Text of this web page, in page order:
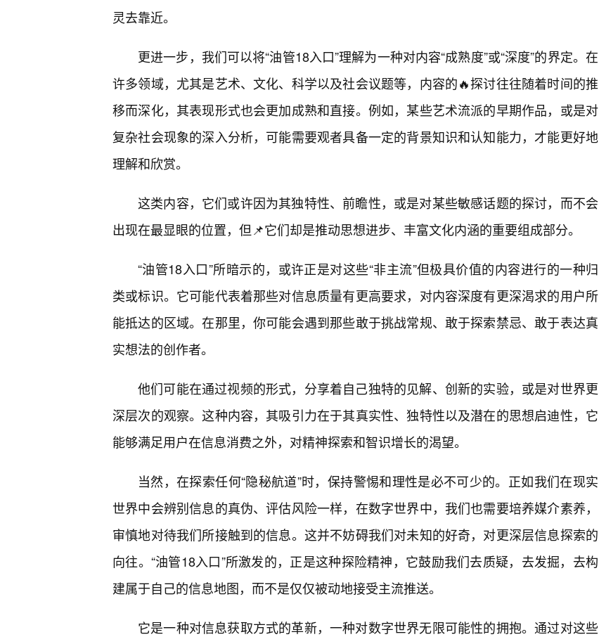
灵去靠近。
更进一步，我们可以将“油管18入口”理解为一种对内容“成熟度”或“深度”的界定。在
许多领域，尤其是艺术、文化、科学以及社会议题等，内容的🔥探讨往往随着时间的推
移而深化，其表现形式也会更加成熟和直接。例如，某些艺术流派的早期作品，或是对
复杂社会现象的深入分析，可能需要观者具备一定的背景知识和认知能力，才能更好地
理解和欣赏。
这类内容，它们或许因为其独特性、前瞻性，或是对某些敏感话题的探讨，而不会
出现在最显眼的位置，但📌它们却是推动思想进步、丰富文化内涵的重要组成部分。
“油管18入口”所暗示的，或许正是对这些“非主流”但极具价值的内容进行的一种归
类或标识。它可能代表着那些对信息质量有更高要求，对内容深度有更深渴求的用户所
能抵达的区域。在那里，你可能会遇到那些敢于挑战常规、敢于探索禁忌、敢于表达真
实想法的创作者。
他们可能在通过视频的形式，分享着自己独特的见解、创新的实验，或是对世界更
深层次的观察。这种内容，其吸引力在于其真实性、独特性以及潜在的思想启迪性，它
能够满足用户在信息消费之外，对精神探索和智识增长的渴望。
当然，在探索任何“隐秘航道”时，保持警惕和理性是必不可少的。正如我们在现实
世界中会辨别信息的真伪、评估风险一样，在数字世界中，我们也需要培养媒介素养，
审慎地对待我们所接触到的信息。这并不妨碍我们对未知的好奇，对更深层信息探索的
向往。“油管18入口”所激发的，正是这种探险精神，它鼓励我们去质疑，去发掘，去构
建属于自己的信息地图，而不是仅仅被动地接受主流推送。
它是一种对信息获取方式的革新，一种对数字世界无限可能性的拥抱。通过对这些